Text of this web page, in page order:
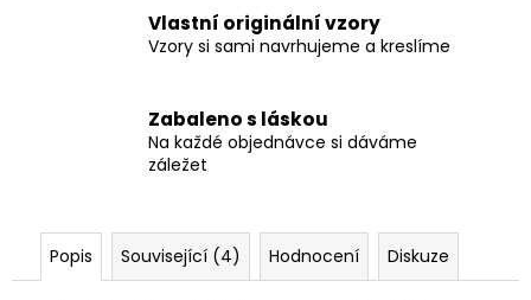
Vlastní originální vzory
Vzory si sami navrhujeme a kreslíme
Zabaleno s láskou
Na každé objednávce si dáváme
záležet
Popis Související (4) Hodnocení Diskuze